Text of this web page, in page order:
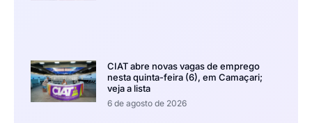
CIAT abre novas vagas de emprego
nesta quinta-feira (6), em Camaçari;
veja a lista
6 de agosto de 2026